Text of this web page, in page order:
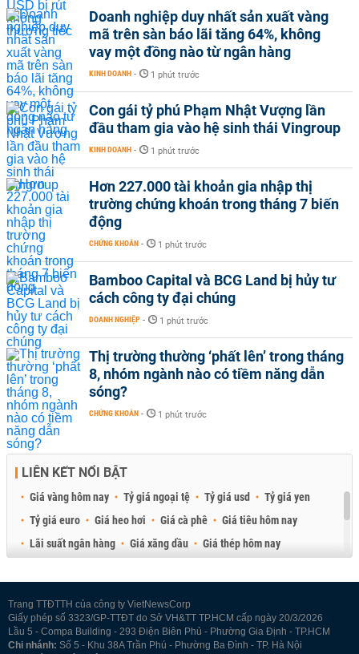
Doanh nghiệp duy nhất sản xuất vàng
mã trên sàn báo lãi tăng 64%, không
vay một đồng nào từ ngân hàng
KINH DOANH - 1 phút trước
Con gái tỷ phú Phạm Nhật Vượng lần
đầu tham gia vào hệ sinh thái Vingroup
KINH DOANH - 1 phút trước
Hơn 227.000 tài khoản gia nhập thị
trường chứng khoán trong tháng 7 biến
động
CHỨNG KHOÁN - 1 phút trước
Bamboo Capital và BCG Land bị hủy tư
cách công ty đại chúng
DOANH NGHIỆP - 1 phút trước
Thị trường thường ‘phất lên’ trong tháng
8, nhóm ngành nào có tiềm năng dẫn
sóng?
CHỨNG KHOÁN - 1 phút trước
LIÊN KẾT NỔI BẬT
Giá vàng hôm nay Tỷ giá ngoại tệ Tỷ giá usd
Tỷ giá yen
Tỷ giá euro
Giá heo hơi Giá cà phê
Giá tiêu hôm nay
Lãi suất ngân hàng
Giá xăng dầu
Giá thép hôm nay
Trang TTĐTTH của công ty VietNewsCorp
Giấy phép số 3323/GP-TTĐT do Sở VH&TT TP.HCM cấp ngày 20/3/2026
Lầu 5 - Compa Building - 293 Điện Biên Phủ - Phường Gia Định - TP.HCM
Chi nhánh: Số 5 - Khu 38A Trần Phú - Phường Ba Đình - TP. Hà Nội